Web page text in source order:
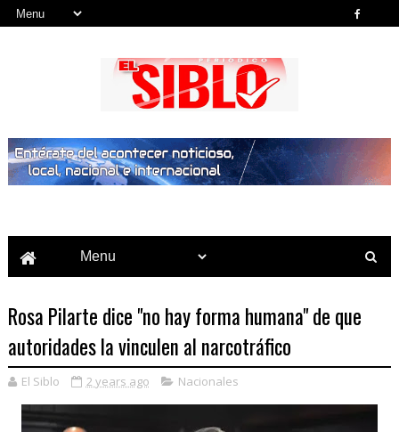
Rosa Pilarte dice "no hay forma humana" de que
autoridades la vinculen al narcotráfico
El Siblo 2 years ago Nacionales